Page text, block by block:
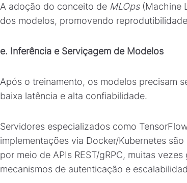
A adoção do conceito de MLOps(Machine
dos modelos, promovendo
e. Inferência e Serviçagem de Modelos
Após o treinamento, os modelos precisam
baixa latência e alta confiabilidade.
Servidores especializados como
implementações via Docker/Kubernetes
por meio de APIs REST/gRPC, muitas
mecanismos de autenticação e